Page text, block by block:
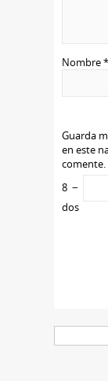
Nombre*
Guarda
en este
comente.
8 −
dos